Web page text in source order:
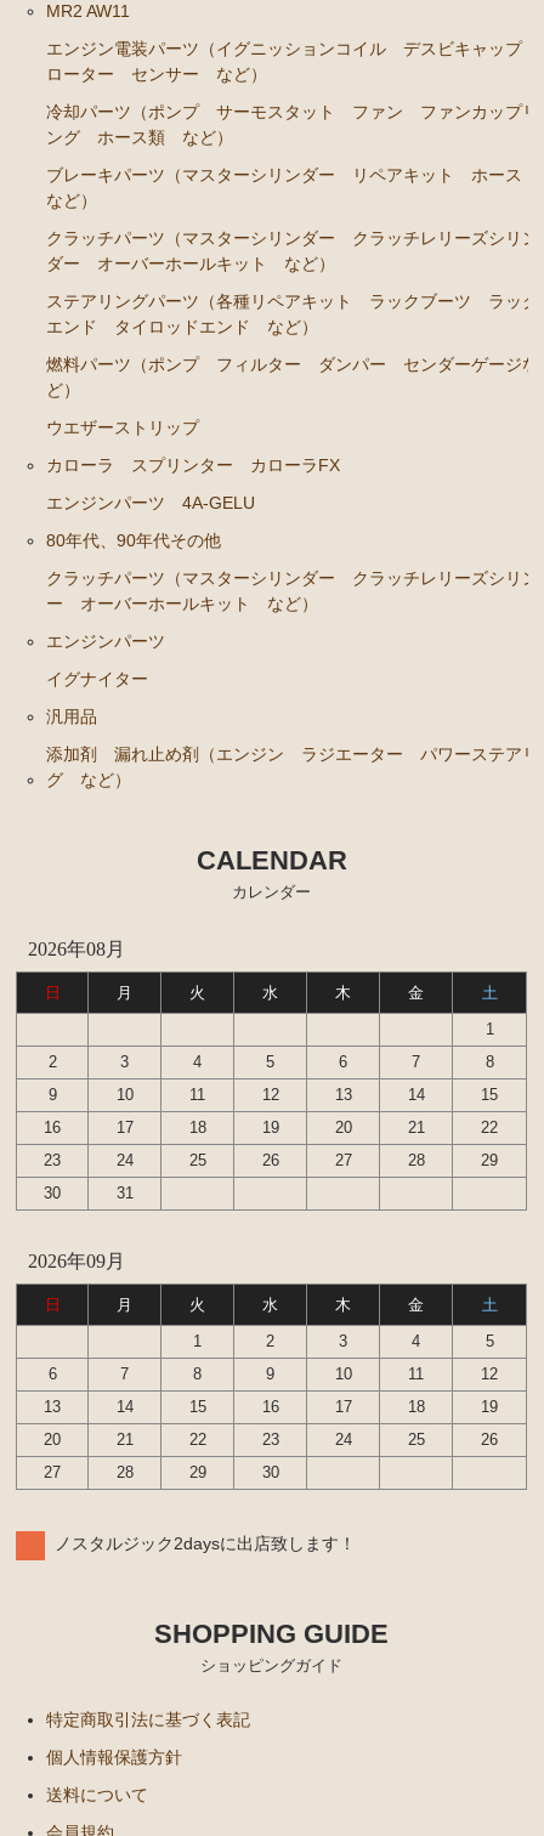
エンジンパーツ 4A-GEU
エンジンパーツ 2T-GEU
エンジンパーツ 18R-GEU
エンジンパーツ（マウント 他）
排気パーツ（Exhaust Parts）
ブレーキパーツ（マスターシリンダー リペアキッ
ト ホース など）
クラッチパーツ（マスターシリンダー クラッチレリ
ーズシリンダー オーバーホールキット など）
ツ ラックエンド タイロッドエンド など）
足回りパーツ（アッパーマウント ベアリング ボー
ルジョイント ブッシュ類 など）
ーゲージなど）
駆動パーツ（センターサポートベアリング ドライブ
シャフトブーツ デフなど）
ウエザーストリップ ワイヤー類
カローラレビン スプリンタートレノ AE86
エンジンパーツ 4A-GEU
ト ホース など）
クラッチパーツ（マスターシリンダー クラッチレリ
足廻りパーツ（アッパーマウント ベアリング ボー
ルジョイント など）
駆動パーツ（センターサポートベアリング ドライブ
シャフトブーツ など）
MR2 AW11
エンジン電装パーツ（イグニッションコイル デスビ
冷却パーツ（ポンプ サーモスタット ファン ファ
ンカップリング ホース類 など）
ブレーキパーツ（マスターシリンダー リペアキッ
ト ホース など）
クラッチパーツ（マスターシリンダー クラッチレリ
ーズシリンダー オーバーホールキット など）
ステアリングパーツ（各種リペアキット ラックブー
燃料パーツ（ポンプ フィルター ダンパー センダ
カローラ スプリンター カローラFX
80年代、90年代その他
クラッチパーツ（マスターシリンダー クラッチレリ
ーズシリンダー オーバーホールキット など）
MR2 AW11
エンジン電装パーツ（イグニッションコイル デスビキャップ
ローター センサー など）
冷却パーツ（ポンプ サーモスタット ファン ファンカップリ
ング ホース類 など）
ブレーキパーツ（マスターシリンダー リペアキット ホース
など）
クラッチパーツ（マスターシリンダー クラッチレリーズシリン
ダー オーバーホールキット など）
ステアリングパーツ（各種リペアキット ラックブーツ ラック
エンド タイロッドエンド など）
燃料パーツ（ポンプ フィルター ダンパー センダーゲージな
ど）
ウエザーストリップ
カローラ スプリンター カローラFX
エンジンパーツ 4A-GELU
80年代、90年代その他
クラッチパーツ（マスターシリンダー クラッチレリーズシリン
ー オーバーホールキット など）
エンジンパーツ
イグナイター
汎用品
添加剤 漏れ止め剤（エンジン ラジエーター パワーステアリ
グ など）
CALENDAR
カレンダー
2026年08月
日 月 火 水 木 金
土
1
2
3 4 5 6 7
8
9
10 11 12 13 14
15
16
17 18 19 20 21
22
23
24 25 26 27 28
29
30
31
2026年09月
日 月 火 水 木 金
土
1
2 3 4
5
6
7 8 9 10 11
12
13
14 15 16 17 18
19
20
21 22 23 24 25
26
27
28 29 30
ノスタルジック2daysに出店致します！
SHOPPING GUIDE
ショッピングガイド
特定商取引法に基づく表記
個人情報保護方針
送料について